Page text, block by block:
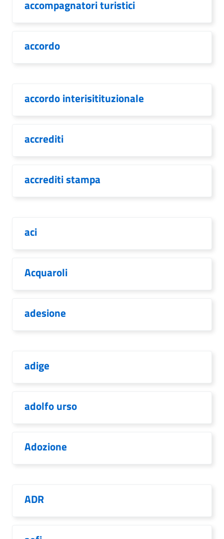
accompagnatori turistici
accordo
accordo interisitituzionale
accrediti
accrediti stampa
aci
Acquaroli
adesione
adige
adolfo urso
Adozione
ADR